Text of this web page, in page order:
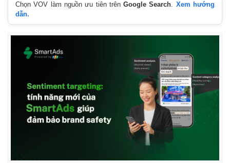
Chọn VOV làm nguồn ưu tiên trênGoogle Search. Xem hướng
dẫn.